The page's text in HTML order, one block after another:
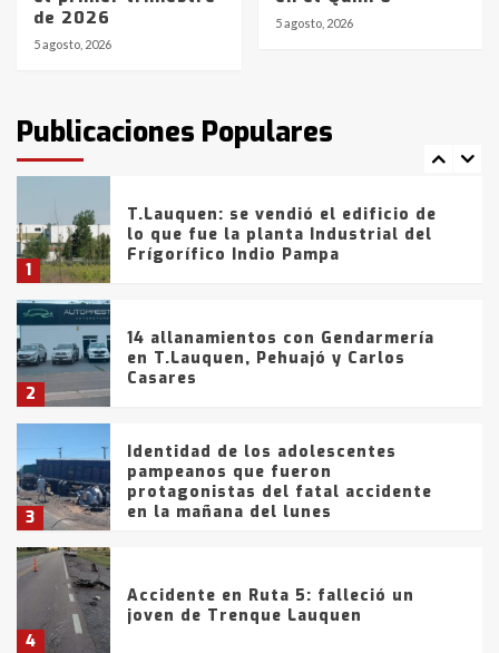
de 2026
5 agosto, 2026
5 agosto, 2026
Publicaciones Populares
6
fueron detenidos por
comercialización de drogas en la
tarde del sábado
1
T.Lauquen: se vendió el edificio de
lo que fue la planta Industrial del
Frígorífico Indio Pampa
2
14 allanamientos con Gendarmería
en T.Lauquen, Pehuajó y Carlos
Casares
3
Identidad de los adolescentes
pampeanos que fueron
protagonistas del fatal accidente
en la mañana del lunes
4
Accidente en Ruta 5: falleció un
joven de Trenque Lauquen